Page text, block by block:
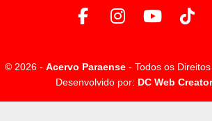
© 2026 - Acervo Paraense - Todos os
Desenvolvido por: DC Web